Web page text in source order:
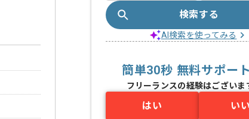
検索する
AI検索を使ってみる
簡単30秒 無料サポー
フリーランスの経験はございま
はい い